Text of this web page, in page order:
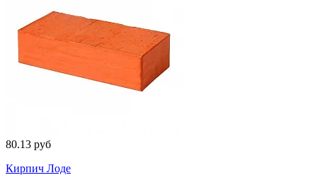
80.13 руб
Кирпич Лоде